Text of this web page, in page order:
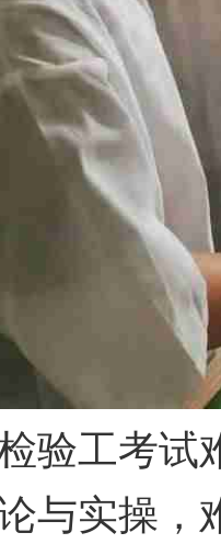
验工考试
实操，